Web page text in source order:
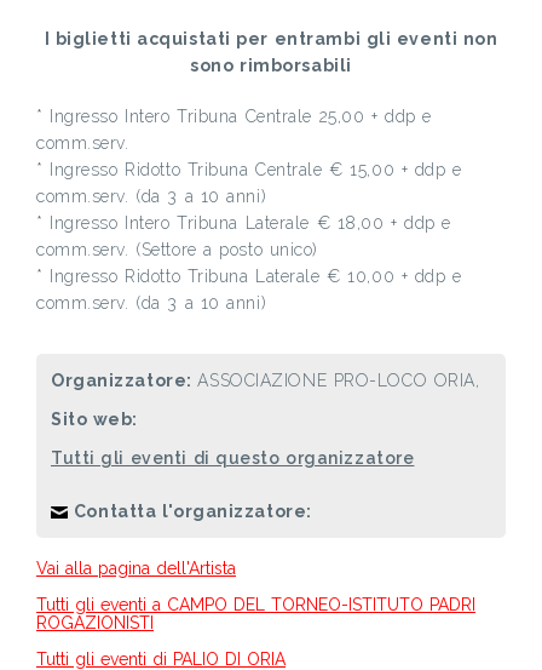
I biglietti acquistati per entrambi gli eventi non
sono rimborsabili
* Ingresso Intero Tribuna Centrale 25,00 + ddp e
comm.serv.
* Ingresso Ridotto Tribuna Centrale € 15,00 + ddp e
comm.serv. (da 3 a 10 anni)
* Ingresso Intero Tribuna Laterale € 18,00 + ddp e
comm.serv. (Settore a posto unico)
* Ingresso Ridotto Tribuna Laterale € 10,00 + ddp e
comm.serv. (da 3 a 10 anni)
Organizzatore:ASSOCIAZIONE PRO-LOCO ORIA,
Sito web:
Tutti gli eventi di questo organizzatore
Contatta l'organizzatore:
Vai alla pagina dell'Artista
Tutti gli eventi a CAMPO DEL TORNEO-ISTITUTO PADRI
ROGAZIONISTI
Tutti gli eventi di PALIO DI ORIA